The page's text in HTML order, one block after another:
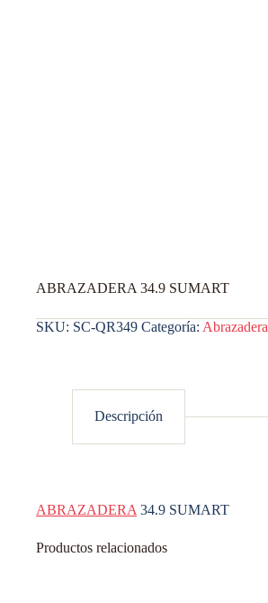
ABRAZADERA 34.9 SUMART
SKU: SC-QR349 Categoría: Abrazadera
Descripción
ABRAZADERA 34.9 SUMART
Productos relacionados